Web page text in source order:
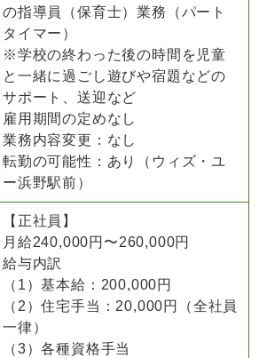
の指導員（保育士）業務（パート
タイマー）
※学校の終わった後の時間を児童
と一緒に過ごし遊びや宿題などの
サポート、送迎など
雇用期間の定めなし
業務内容変更：なし
転勤の可能性：あり（ウィズ・ユ
ー浜野駅前）
【正社員】
月給240,000円〜260,000円
給与内訳
（1）基本給：200,000円
（2）住宅手当：20,000円（全社員
一律）
（3）各種資格手当